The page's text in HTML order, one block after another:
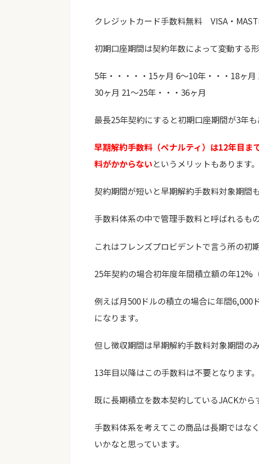
クレジットカード手数料無料 VISA・
初期口座期間は契約年数によって変動する形
5年・・・・・15ヶ月 6〜10年・・・18ヶ
30ヶ月 21〜25年・・・36ヶ月
最長25年契約にすると初期口座期間が3年も
早期解約手数料（ペナルティ）は12年目
料がかからないというメリットもあります。
契約期間が短いと早期解約手数料対象期間
手数料体系の中で管理手数料と呼ばれるもの
これはフレンズプロビデントで言う所の初
25年契約の場合初年度年間積立額の年12%
例えば月500ドルの積立の場合に年間6,000
になります。
但し徴収期間は早期解約手数料対象期間のみ
13年目以降はこの手数料は不要となります。
既に長期積立を数本契約しているJACKから
手数料体系を考えてこの商品は長期ではな
いかなと思っています。